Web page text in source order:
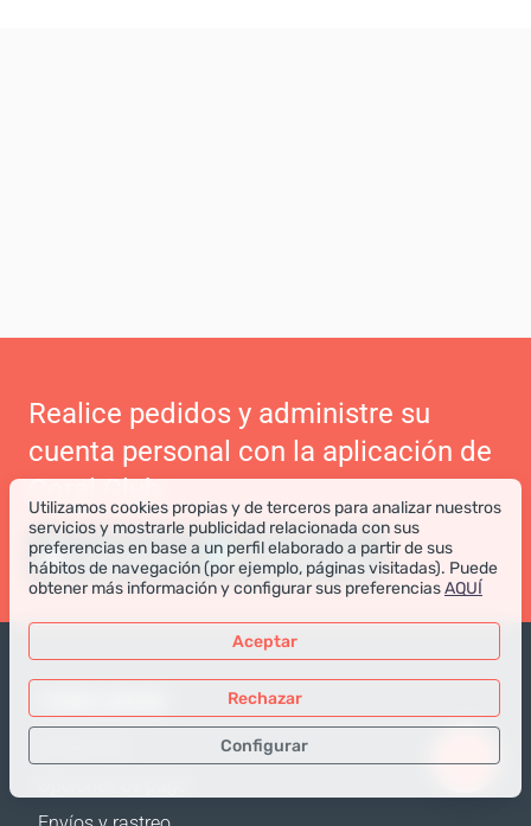
Utilizamos cookies propias y de terceros para analizar nuestros
servicios y mostrarle publicidad relacionada con sus
preferencias en base a un perfil elaborado a partir de sus
hábitos de navegación (por ejemplo, páginas visitadas). Puede
obtener más información y configurar sus preferenciasAQUÍ
Aceptar
Rechazar
Configurar
Realice pedidos y administre su
cuenta personal con la aplicación de
Coral Club